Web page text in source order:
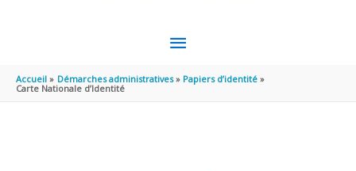
MENU
PRINCIPAL
Accueil Démarches administratives
Papiers d’identité
Carte Nationale d’Identité